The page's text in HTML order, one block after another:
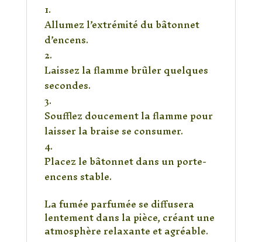
Allumez l’extrémité du bâtonnet
d’encens.
Laissez la flamme brûler quelques
secondes.
Soufflez doucement la flamme pour
laisser la braise se consumer.
Placez le bâtonnet dans un porte-
encens stable.
La fumée parfumée se diffusera
lentement dans la pièce, créant une
atmosphère relaxante et agréable.